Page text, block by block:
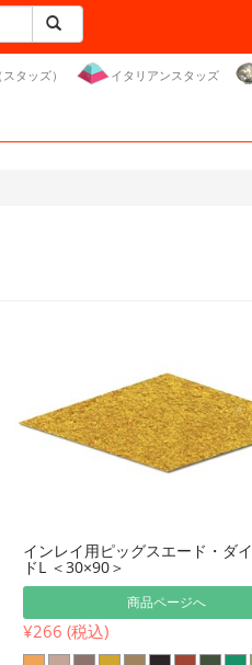
タッズ） イタリアンスタッズ
インレイ用ピッグスエード・ダ
ドL ＜30×90＞
商品ページへ
¥266 (税込)